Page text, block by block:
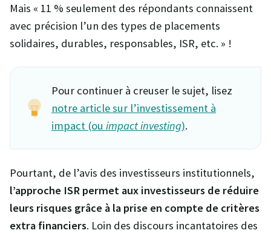
Mais « 11 % seulement des répondants connaissent
avec précision l’un des types de placements
solidaires, durables, responsables, ISR, etc. » !
Pour continuer à creuser le sujet, lisez
notre article sur l’investissement à
impact (ou impact investing).
Pourtant, de l’avis des investisseurs institutionnels,
l’approche ISR permet aux investisseurs de réduire
leurs risques grâce à la prise en compte de critères
extra financiers. Loin des discours incantatoires des